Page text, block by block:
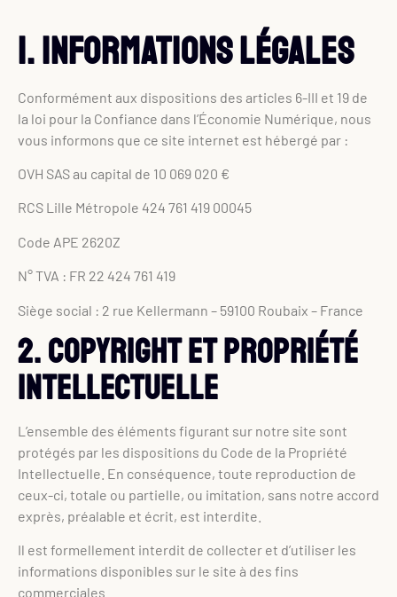
1. Informations légales
Conformément aux dispositions des articles 6-III et 19 de
la loi pour la Confiance dans l’Économie Numérique, nous
vous informons que ce site internet est hébergé par :
OVH SAS au capital de 10 069 020 €
RCS Lille Métropole 424 761 419 00045
Code APE 2620Z
N° TVA : FR 22 424 761 419
Siège social : 2 rue Kellermann – 59100 Roubaix – France
2. Copyright et propriété
intellectuelle
L’ensemble des éléments figurant sur notre site sont
protégés par les dispositions du Code de la Propriété
Intellectuelle. En conséquence, toute reproduction de
ceux-ci, totale ou partielle, ou imitation, sans notre accord
exprès, préalable et écrit, est interdite.
Il est formellement interdit de collecter et d’utiliser les
informations disponibles sur le site à des fins
commerciales.